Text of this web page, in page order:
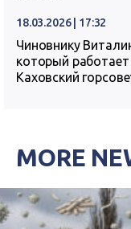
18.03.2026 | 17:32
Чиновнику
который
Каховский
MORE